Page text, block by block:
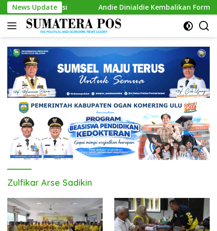
Skip
to
content
News Update
Kursi Andie Dinialdie Kembalikan Formulir Calon
Zulfikar Arse Sadikin